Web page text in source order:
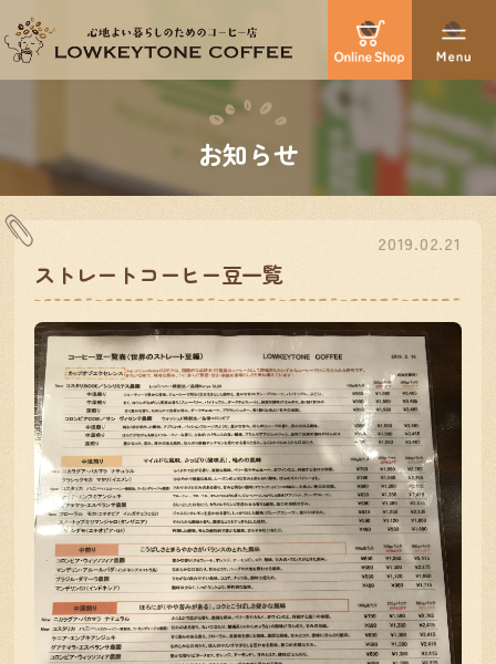
お知らせ
2019.02.21
ストレートコーヒー豆一覧